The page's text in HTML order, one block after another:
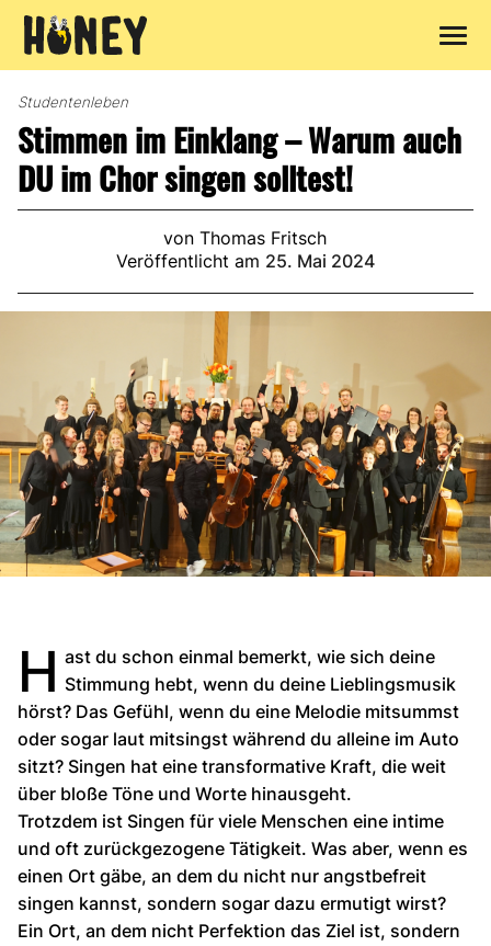
Inhalt
Studentenleben
Stimmen im Einklang – Warum auch
DU im Chor singen solltest!
von Thomas Fritsch
Veröffentlicht am 25. Mai 2024
H ast du schon einmal bemerkt, wie sich deine
Stimmung hebt, wenn du deine Lieblingsmusik
hörst? Das Gefühl, wenn du eine Melodie mitsummst
oder sogar laut mitsingst während du alleine im Auto
sitzt? Singen hat eine transformative Kraft, die weit
über bloße Töne und Worte hinausgeht.
Trotzdem ist Singen für viele Menschen eine intime
und oft zurückgezogene Tätigkeit. Was aber, wenn es
einen Ort gäbe, an dem du nicht nur angstbefreit
singen kannst, sondern sogar dazu ermutigt wirst?
Ein Ort, an dem nicht Perfektion das Ziel ist, sondern